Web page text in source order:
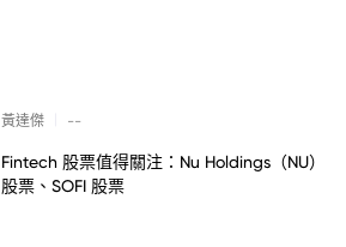
黃達傑 --
Fintech 股票值得關注：Nu Holdings（NU）
股票、SOFI 股票